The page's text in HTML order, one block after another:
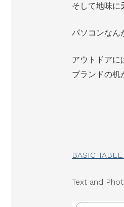
そして地味に
パソコンなん
アウトドアに
ブランドの机
BASIC TABLE
Text and